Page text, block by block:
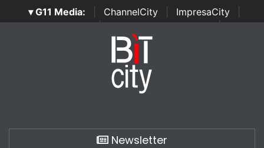
▾ G11 Media: ChannelCity ImpresaCity
SecurityOpenLab | Italian Channel Awards | Italian
Italian Security Awards
Newsletter